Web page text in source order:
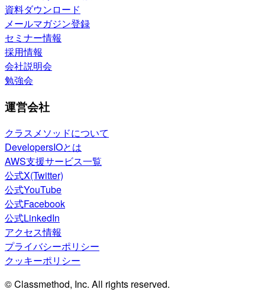
資料ダウンロード
メールマガジン登録
セミナー情報
採用情報
会社説明会
勉強会
運営会社
クラスメソッドについて
DevelopersIOとは
AWS支援サービス一覧
公式X(Twitter)
公式YouTube
公式Facebook
公式LinkedIn
アクセス情報
プライバシーポリシー
クッキーポリシー
© Classmethod, Inc. All rights reserved.